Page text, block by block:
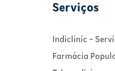
Serviços
Indiclinic -
Farmácia